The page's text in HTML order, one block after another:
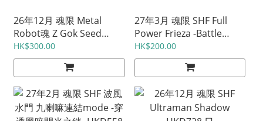
26年12月 魂限 Metal
Robot魂 Z Gok Seed
Freedom ver. HKD1050
日
HK$300.00
27年3月 魂限 SHF Full
Power Frieza -Battle
Scarred Edition- HKD540
日
HK$200.00